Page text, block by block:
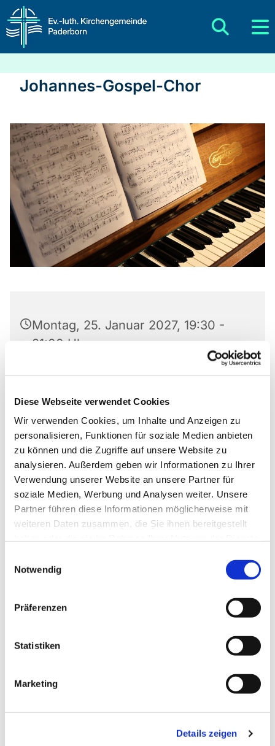
Diese Webseite verwendet Cookies
Wir verwenden Cookies, um Inhalte und Anzeigen zu
personalisieren, Funktionen für soziale Medien anbieten
zu können und die Zugriffe auf unsere Website zu
analysieren. Außerdem geben wir Informationen zu Ihrer
Verwendung unserer Website an unsere Partner für
soziale Medien, Werbung und Analysen weiter. Unsere
Partner führen diese Informationen möglicherweise mit
weiteren Daten zusammen, die Sie ihnen bereitgestellt
Notwendig
Präferenzen
Statistiken
Marketing
Details zeigen
Johannes-Gospel-Chor
Montag, 25. Januar 2027, 19:30 -
21:00 Uhr
Matthäus-Kirche, Rotheweg 63,
33102 Paderborn
Der Johannes-Gospel-Chor trifft sich jede Woche
in den Räumen derJohannes-Kirche bzw. in der
Winterpause in derMatthäus-Kirche zum
gemeinsamen Proben.